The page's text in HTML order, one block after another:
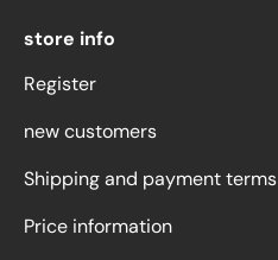
store info
Register
new customers
Shipping and payment terms
Price information